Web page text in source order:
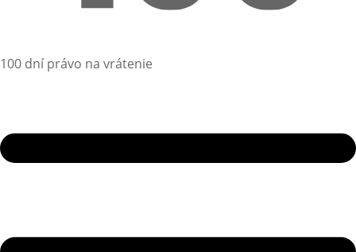
100 dní právo na vrátenie